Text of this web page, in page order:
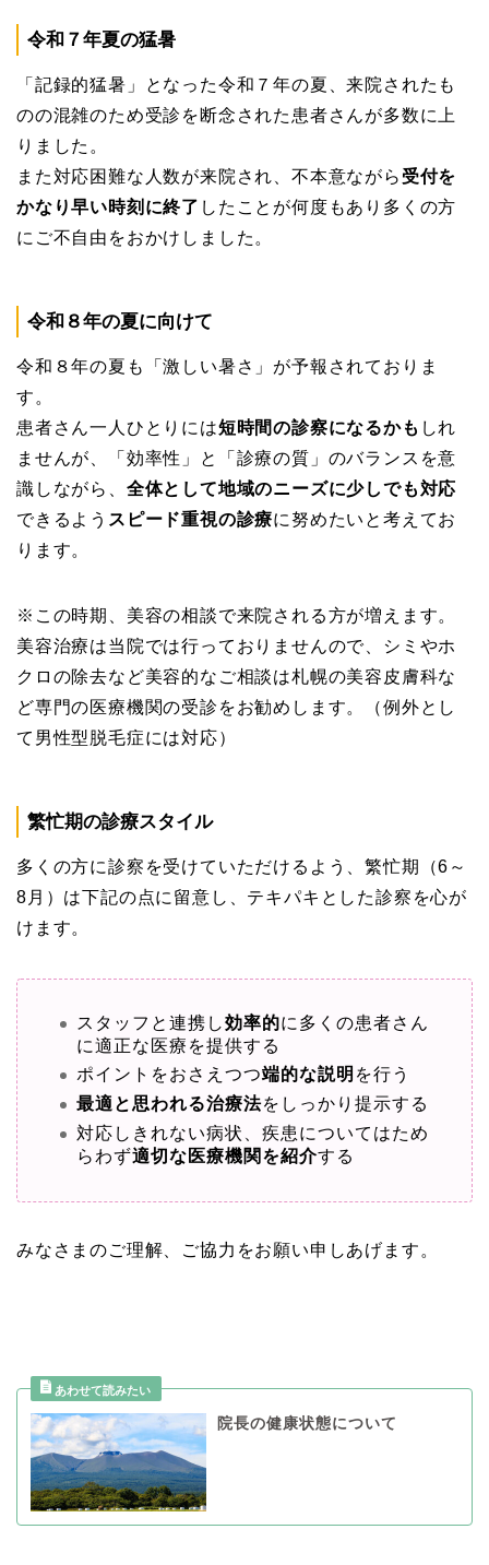
令和７年夏の猛暑
「記録的猛暑」となった令和７年の夏、来院されたも
のの混雑のため受診を断念された患者さんが多数に上
りました。
また対応困難な人数が来院され、不本意ながら 受付を
かなり早い時刻に終了 したことが何度もあり多くの方
にご不自由をおかけしました。
令和８年の夏に向けて
令和８年の夏も「激しい暑さ」が予報されておりま
す。
患者さん一人ひとりには短時間の診察になるかも しれ
ませんが、「効率性」と「診療の質」のバランスを意
識しながら、 全体として地域のニーズに少しでも対応
できるよう スピード重視の診療に努めたいと考えてお
ります。
※この時期、美容の相談で来院される方が増えます。
美容治療は当院では行っておりませんので、シミやホ
クロの除去など美容的なご相談は札幌の美容皮膚科な
ど専門の医療機関の受診をお勧めします。（例外とし
て男性型脱毛症には対応）
繁忙期の診療スタイル
多くの方に診察を受けていただけるよう、繁忙期（6～
8月）は下記の点に留意し、テキパキとした診察を心が
けます。
スタッフと連携し効率的に多くの患者さん
に適正な医療を提供する
ポイントをおさえつつ端的な説明 を行う
最適と思われる治療法をしっかり提示する
対応しきれない病状、疾患についてはため
らわず適切な医療機関を紹介する
みなさまのご理解、ご協力をお願い申しあげます。
院長の健康状態について